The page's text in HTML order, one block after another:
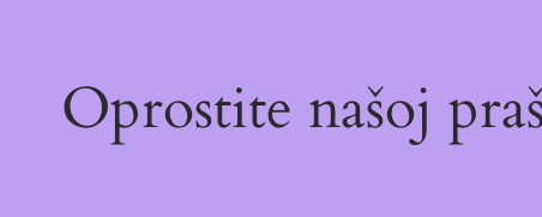
Oprostite našoj